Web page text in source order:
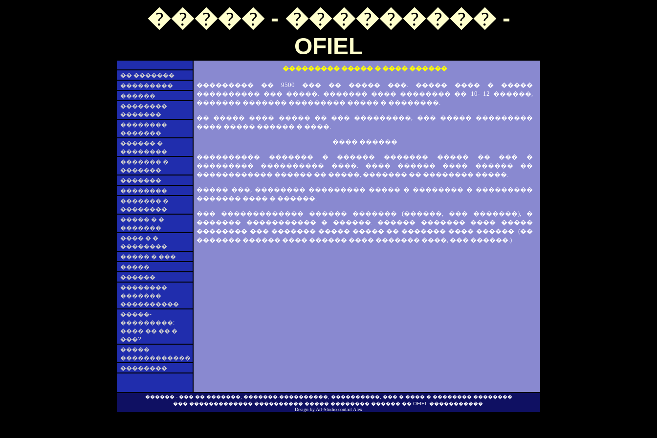
����� - ��������� -
OFIEL
�� �������
���������
������
��������
�������
��������
�������
������ �
��������
������� �
�������
�������
��������
������� �
��������
����� � �
�������
���� � �
��������
����� � ���
�����
������
��������
�������
����������
�����-
���������:
���� �� �� �
���?
�����
������������
��������
��������� ����� � ���� ������
��������� �� 9500 ��� �� ����� ���. ����� ���� � �����
���������� ��� �����. ������� ���� �������� �� 10- 12 ������,
������� ������� ��������� ����� � ��������.
�� ����� ���� ����� �� ��� ���������, ��� ����� ���������
���� ����� ������ � ����.
���� ������
���������� ������� � ������ ������� ����� �� ��� �
��������� ���������� ����. ���� ������ ���� ������ ��
������������ ������ �� �����, ������� �� �������� �����.
����� ���, �������� ��������� ����� � �������� � ���������
������� ���� � ������.
��� ������������� ������ ������� (������, ��� �������), �
������� ����������� � ������. ������ ������� ���� �����
�������� ��� ������� ����� ����� �� ������� ���� ������. (��
������� ������ ���� ������ ���� ������� ����, ��� ������.)
������ - ��� �� �������, �������-����������, ����������, ��� � ���� � �������� ��������
��� ������������� ���������� ����� �������� ������ �� OFIEL
�����������.
Design by Art-Studio contact Alex